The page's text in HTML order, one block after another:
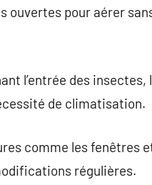
ouvertes pour aérer
l’entrée des
de climatisation.
comme les fenêtres
régulières.